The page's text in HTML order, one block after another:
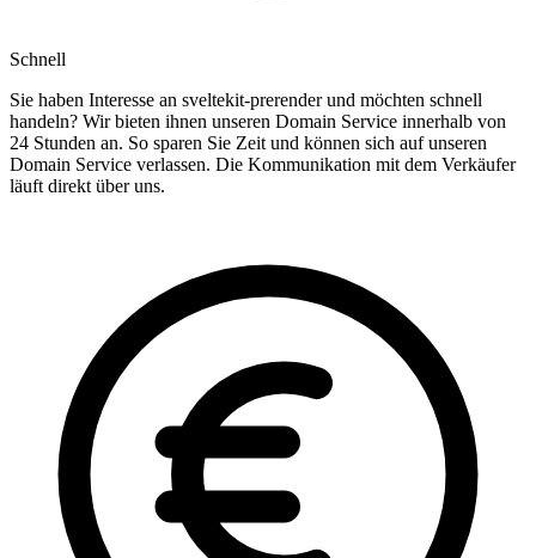
Schnell
Sie haben Interesse an sveltekit-prerender und möchten schnell
handeln? Wir bieten ihnen unseren Domain Service innerhalb von
24 Stunden an. So sparen Sie Zeit und können sich auf unseren
Domain Service verlassen. Die Kommunikation mit dem Verkäufer
läuft direkt über uns.